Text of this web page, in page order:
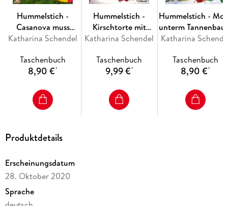
Hummelstich -
Casanova muss
sterben
Katharina Schendel
Taschenbuch
8,90 €*
Hummelstich -
Kirschtorte mit
Schuss
Katharina Schendel
Taschenbuch
9,99 €*
Hummelstich -
unterm
Katharina
Taschenbuch
8,90 €*
Produktdetails
Erscheinungsdatum
28. Oktober 2020
Sprache